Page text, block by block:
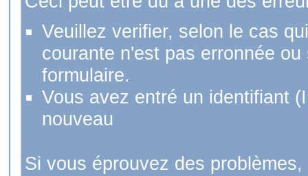
Veuillez verifier, selon le cas
courante n'est pas erronnée
formulaire.
Vous avez entré un identifiant
nouveau
Si vous éprouvez des